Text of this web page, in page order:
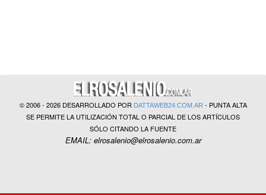
© 2006 - 2026 DESARROLLADO POR DATTAWEB24.COM.AR- PUNTA ALTA
SE PERMITE LA UTILIZACIÓN TOTAL O PARCIAL DE LOS ARTÍCULOS
SÓLO CITANDO LA FUENTE
EMAIL: elrosalenio@elrosalenio.com.ar